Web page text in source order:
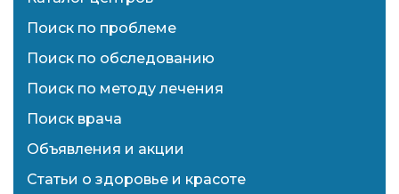
Поиск по проблеме
Поиск по обследованию
Поиск по методу лечения
Поиск врача
Объявления и акции
Статьи о здоровье и красоте